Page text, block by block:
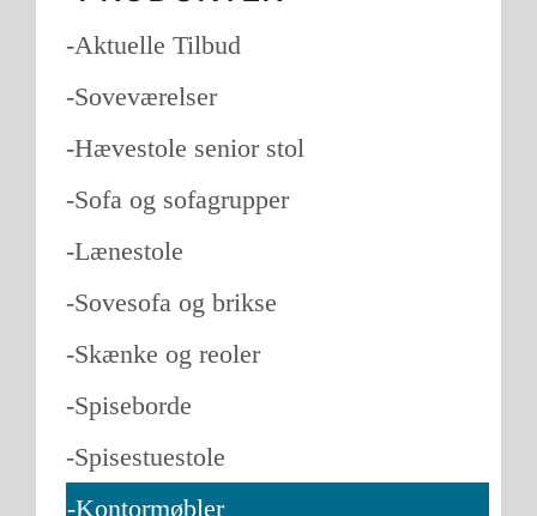
-Aktuelle Tilbud
-Soveværelser
-Hævestole senior stol
-Sofa og sofagrupper
-Lænestole
-Sovesofa og brikse
-Skænke og reoler
-Spiseborde
-Spisestuestole
-Kontormøbler